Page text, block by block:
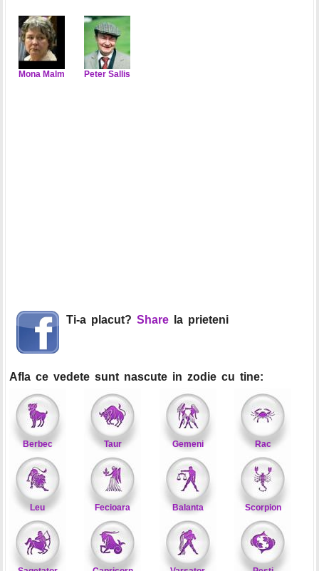
Mona Malm Peter Sallis
Ti-a placut? Share la prieteni
Afla ce vedete sunt nascute in zodie cu tine:
Berbec Taur Gemeni Rac
Leu Fecioara Balanta Scorpion